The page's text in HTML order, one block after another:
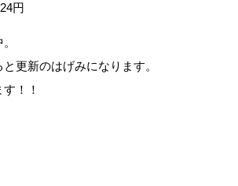
円
更新のはげみになります。
！！